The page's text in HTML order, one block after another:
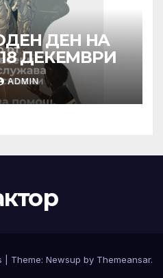
ДЕН НА
ДЕКЕМВРИ
ADMIN
Theme: Newsup by Themeansar.